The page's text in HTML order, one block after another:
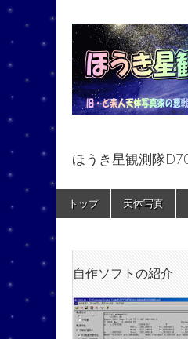
ほう
ほうき星観測隊
Main
menu
Skip
トップ 天体写真
自作ソフトの紹介